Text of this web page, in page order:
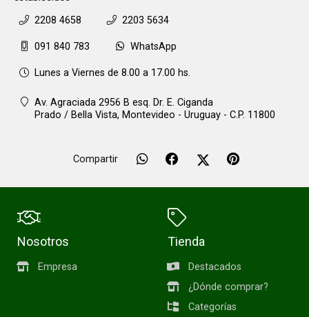
2208 4658
2203 5634
091 840 783 WhatsApp
Lunes a Viernes de 8.00 a 17.00 hs.
Av. Agraciada 2956 B esq. Dr. E. Ciganda
Prado / Bella Vista, Montevideo - Uruguay - C.P. 11800
Compartir
Nosotros
Empresa
Tienda
Destacados
¿Dónde comprar?
Categorías